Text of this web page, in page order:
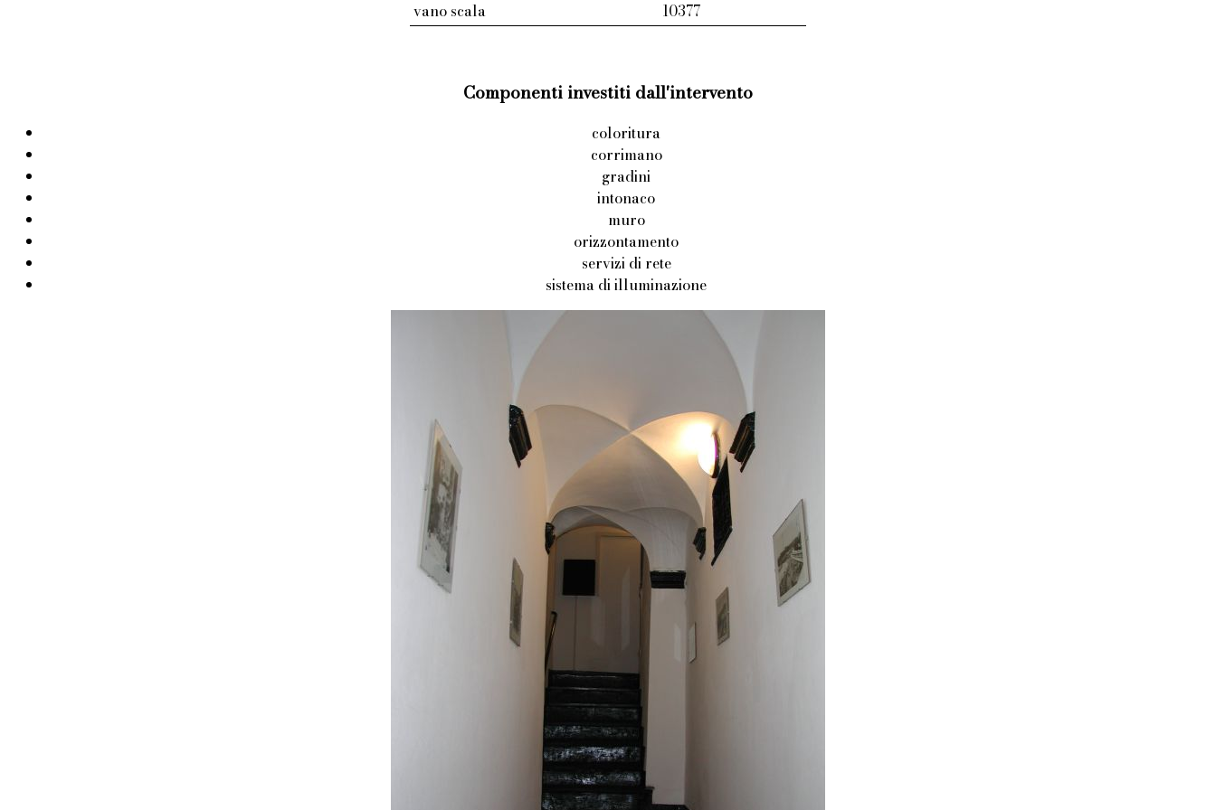
vano scala
10377
Componenti investiti dall'intervento
coloritura
corrimano
gradini
intonaco
muro
orizzontamento
servizi di rete
sistema di illuminazione